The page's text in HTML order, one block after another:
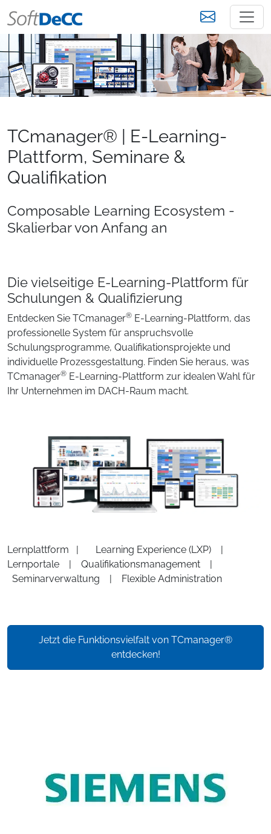
TCmanager® | E-Learning-
Plattform, Seminare &
Qualifikation
Composable Learning Ecosystem -
Skalierbar von Anfang an
Die vielseitige E-Learning-Plattform für
Schulungen & Qualifizierung
Entdecken Sie TCmanager® E-Learning-Plattform, das
professionelle System für anspruchsvolle
Schulungsprogramme, Qualifikationsprojekte und
individuelle Prozessgestaltung. Finden Sie heraus, was
TCmanager® E-Learning-Plattform zur idealen Wahl für
Ihr Unternehmen im DACH-Raum macht.
Lernplattform | Learning Experience (LXP) |
Lernportale | Qualifikationsmanagement |
Seminarverwaltung | Flexible Administration
Jetzt die Funktionsvielfalt von TCmanager®
entdecken!